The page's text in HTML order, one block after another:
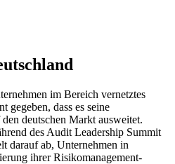
im Bereich vernetztes
gegeben, dass es seine
deutschen Markt ausweitet.
des Audit Leadership Summit
darauf ab, Unternehmen in
ihrer Risikomanagement-